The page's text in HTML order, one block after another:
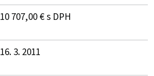
10 707,00 € s DPH
16. 3. 2011